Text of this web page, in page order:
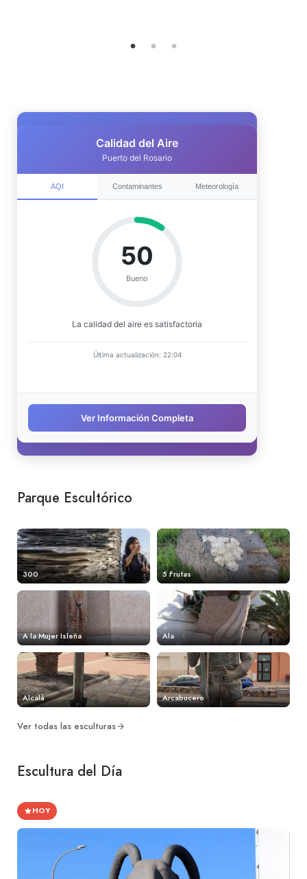
Parque Escultórico
300 5 Frutas
A la Mujer Isleña Ala
Alcalá Arcabucero
Ver todas las esculturas
Escultura del Día
HOY